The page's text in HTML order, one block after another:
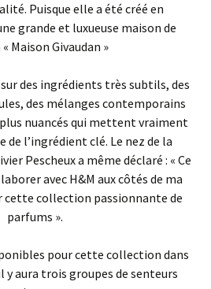
Puisque elle a été créé en
grande et luxueuse maison de
Maison Givaudan »
des ingrédients très subtils, des
des mélanges contemporains
nuancés qui mettent vraiment
de l’ingrédient clé. Le nez de la
Pescheux a même déclaré : « Ce
avec H&M aux côtés de ma
cette collection passionnante de
parfums ».
pour cette collection dans
y aura trois groupes de senteurs